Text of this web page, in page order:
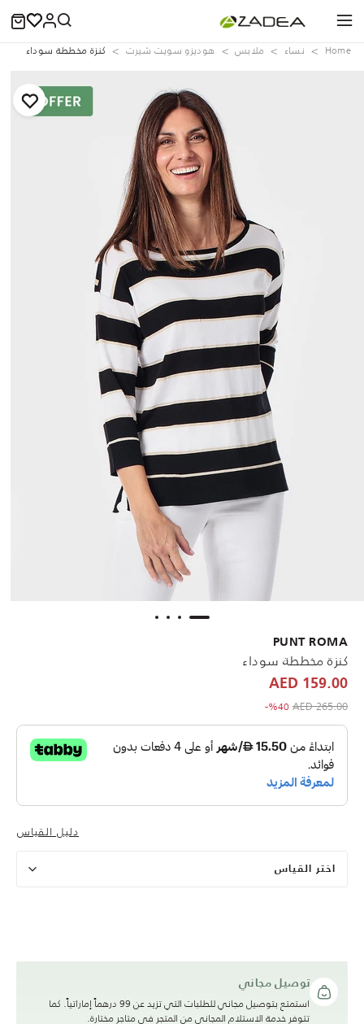
Home نساء ملابس هوديزو سويت شيرت كنزة مخططة سوداء
PUNT ROMA
كنزة مخططة سوداء
159.00 AED
Price reduced from
265.00 AED
to 159.00 AED
%40-
دليل القياس
اختر القياس
توصيل مجاني
استمتع بتوصيل مجاني للطلبات التي تزيد عن 99 درهماً إماراتياً. كما
تتوفر خدمة الاستلام المجاني من المتجر في متاجر مختارة.